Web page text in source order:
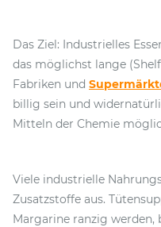
Das Ziel: Industrielles
das möglichst lange
Fabriken und
billig sein und
Mitteln der Chemie
Viele industrielle
Zusatzstoffe aus.
Margarine ranzig